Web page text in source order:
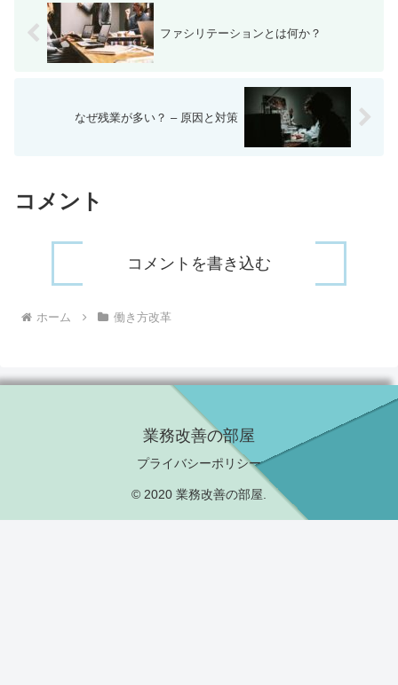
ファシリテーションとは何か？
なぜ残業が多い？ – 原因と対策
コメント
コメントを書き込む
ホーム 働き方改革
業務改善の部屋
プライバシーポリシー
© 2020 業務改善の部屋.